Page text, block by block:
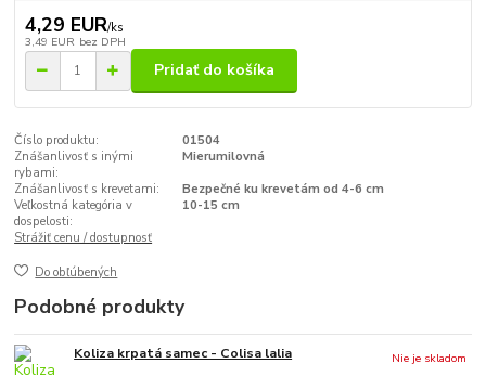
4,29 EUR/ks
3,49 EUR bez DPH
Pridať do košíka
Číslo produktu:
01504
Znášanlivosť s inými
rybami:
Mierumilovná
Znášanlivosť s krevetami:
Bezpečné ku krevetám od 4-6 cm
Veľkostná kategória v
dospelosti:
10-15 cm
Strážiť cenu / dostupnosť
Do obľúbených
Podobné produkty
Koliza krpatá samec - Colisa lalia Nie je skladom